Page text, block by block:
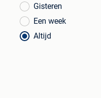
Gisteren
Een week
Altijd